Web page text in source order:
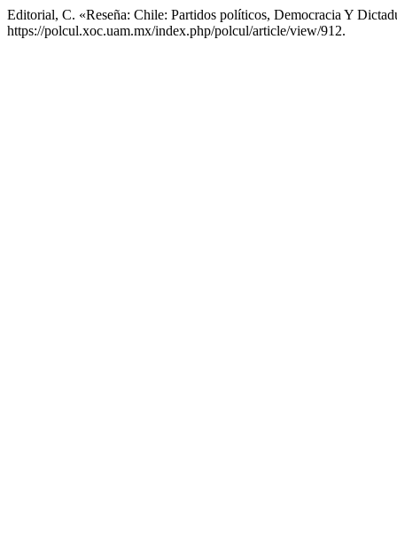
Editorial, C. «Reseña: Chile: Partidos políticos, Democracia Y
https://polcul.xoc.uam.mx/index.php/polcul/article/view/912.